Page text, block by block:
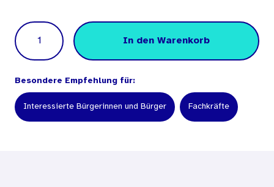
Menge
In den Warenkorb
Besondere Empfehlung für:
Interessierte Bürgerinnen und Bürger Fachkräfte